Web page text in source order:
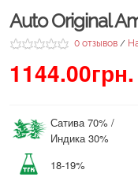
Auto Original
0 отзывов /
1144.00грн.
Сатива 70% /
Индика 30%
18-19%